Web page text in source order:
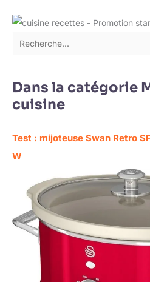
Dans la catégorie
cuisine
Test : mijoteuse Swan Retro
W